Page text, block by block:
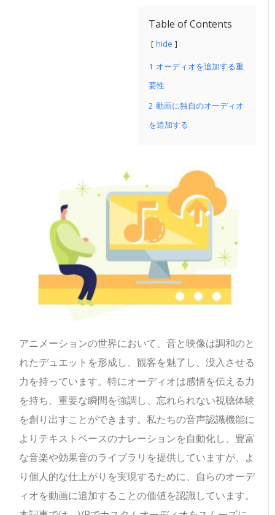
Table of Contents
hide
1 オーディオを追加する重
要性
2 動画に独自のオーディオ
を追加する
アニメーションの世界において、音と映像は調和のと
れたデュエットを形成し、観客を魅了し、没入させる
力を持っています。特にオーディオは感情を伝える力
を持ち、重要な瞬間を強調し、忘れられない視聴体験
を創り出すことができます。私たちの音声認識機能に
よりテキストベースのナレーションを自動化し、豊富
な音楽や効果音のライブラリを提供していますが、よ
り個人的な仕上がりを実現するために、自らのオーデ
ィオを動画に追加することの価値を認識しています。